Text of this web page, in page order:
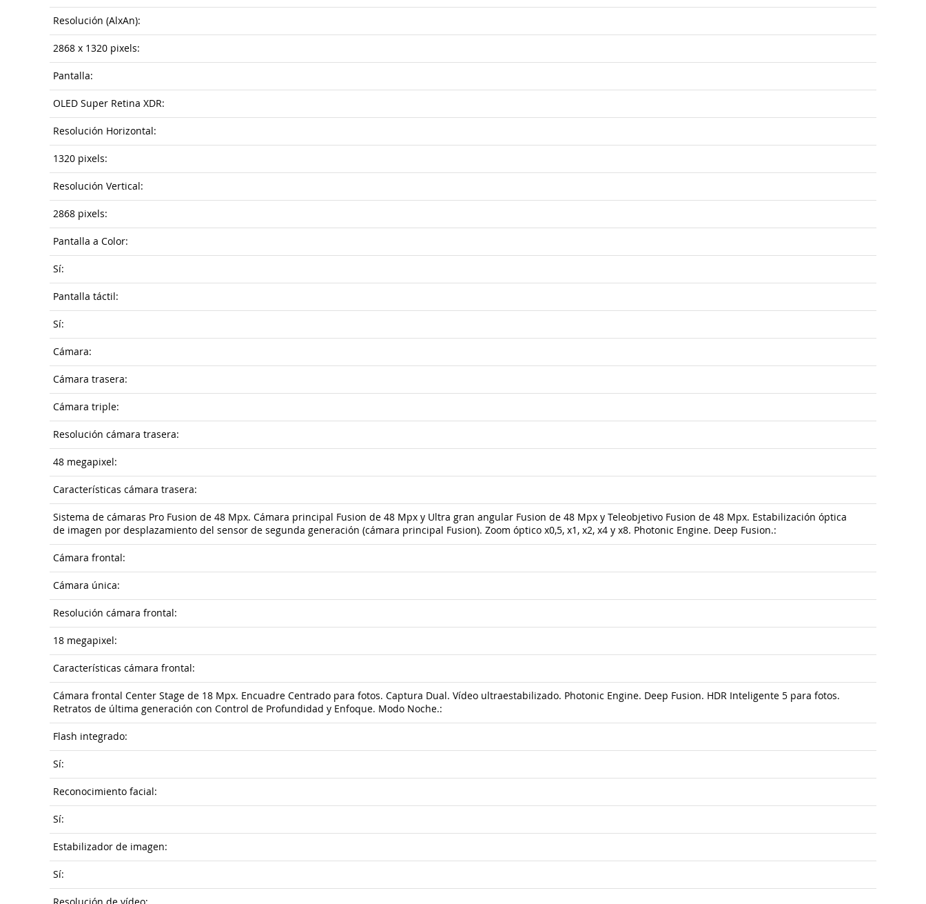
Resolución (AlxAn):
2868 x 1320 pixels:
Pantalla:
OLED Super Retina XDR:
Resolución Horizontal:
1320 pixels:
Resolución Vertical:
2868 pixels:
Pantalla a Color:
Sí:
Pantalla táctil:
Sí:
Cámara:
Cámara trasera:
Cámara triple:
Resolución cámara trasera:
48 megapixel:
Características cámara trasera:
Sistema de cámaras Pro Fusion de 48 Mpx. Cámara principal Fusion de 48 Mpx y Ultra gran angular Fusion de 48 Mpx y Teleobjetivo Fusion de 48 Mpx. Estabilización óptica
de imagen por desplazamiento del sensor de segunda generación (cámara principal Fusion). Zoom óptico x0,5, x1, x2, x4 y x8. Photonic Engine. Deep Fusion.:
Cámara frontal:
Cámara única:
Resolución cámara frontal:
18 megapixel:
Características cámara frontal:
Cámara frontal Center Stage de 18 Mpx. Encuadre Centrado para fotos. Captura Dual. Vídeo ultraestabilizado. Photonic Engine. Deep Fusion. HDR Inteligente 5 para fotos.
Retratos de última generación con Control de Profundidad y Enfoque. Modo Noche.:
Flash integrado:
Sí:
Reconocimiento facial:
Sí:
Estabilizador de imagen:
Sí: